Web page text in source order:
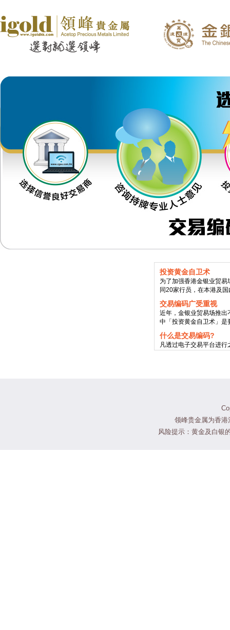
投资黄金自卫术
为了加强香港金银业贸
同20家行员，在本港及国
交易编码广受重视
近年，金银业贸易场推
中「投资黄金自卫术」是
什么是交易编码?
凡透过电子交易平台进
领峰贵金属为香
风险提示：黄金及白银